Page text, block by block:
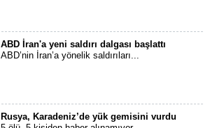
ABD İran'a yeni saldırı dalgası başlattı
ABD’nin İran’a yönelik saldırıları...
Rusya, Karadeniz’de yük gemisini vurdu